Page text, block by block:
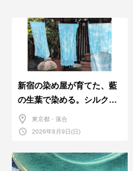
新宿の染め屋が育てた、藍
の生葉で染める。シルクの
ストール
東京都・落合
2026年8月9日(日)